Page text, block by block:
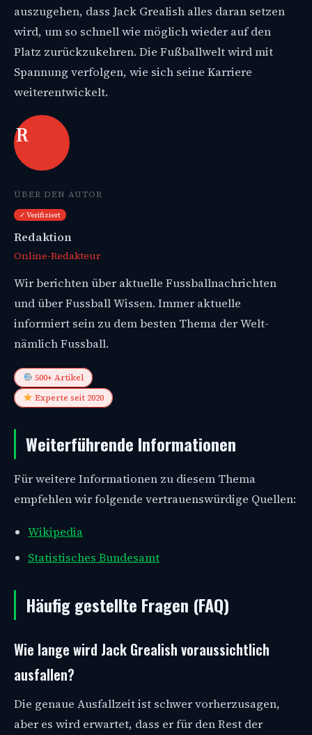
auszugehen, dass Jack Grealish alles daran setzen
wird, um so schnell wie möglich wieder auf den
Platz zurückzukehren. Die Fußballwelt wird mit
Spannung verfolgen, wie sich seine Karriere
weiterentwickelt.
R
ÜBER DEN AUTOR
✓ Verifiziert
Redaktion
Online-Redakteur
Wir berichten über aktuelle Fussballnachrichten
und über Fussball Wissen. Immer aktuelle
informiert sein zu dem besten Thema der Welt-
nämlich Fussball.
500+ Artikel
Experte seit 2020
Weiterführende Informationen
Für weitere Informationen zu diesem Thema
empfehlen wir folgende vertrauenswürdige Quellen:
Wikipedia
Statistisches Bundesamt
Häufig gestellte Fragen (FAQ)
Wie lange wird Jack Grealish voraussichtlich
ausfallen?
Die genaue Ausfallzeit ist schwer vorherzusagen,
aber es wird erwartet, dass er für den Rest der